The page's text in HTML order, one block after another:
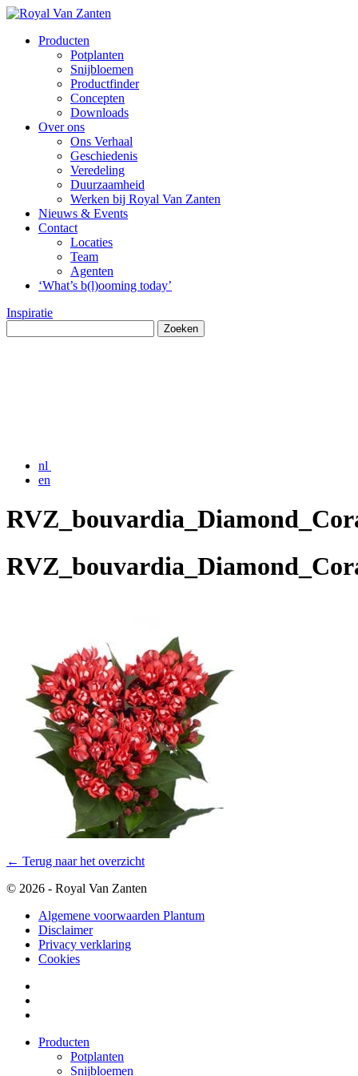
Producten
Potplanten
Snijbloemen
Productfinder
Concepten
Downloads
Over ons
Ons Verhaal
Geschiedenis
Veredeling
Duurzaamheid
Werken bij Royal Van Zanten
Nieuws & Events
Contact
Locaties
Team
Agenten
‘What’s b(l)ooming today’
Inspiratie
nl
en
← Terug naar het overzicht
© 2026 - Royal Van Zanten
Algemene voorwaarden Plantum
Disclaimer
Privacy verklaring
Cookies
Producten
Potplanten
Snijbloemen